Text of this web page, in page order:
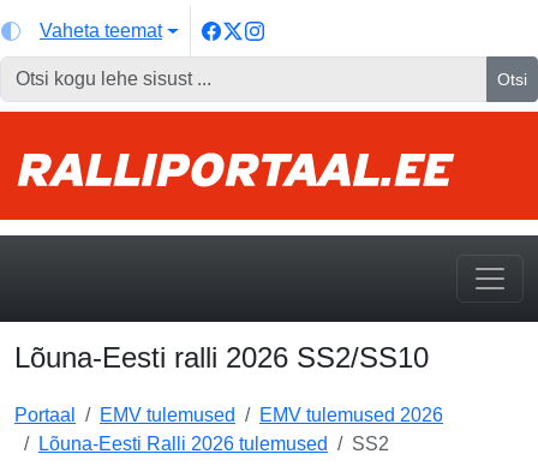
Vaheta teemat
Otsi
Lõuna-Eesti ralli 2026 SS2/SS10
Portaal EMV tulemused
EMV tulemused 2026
Lõuna-Eesti Ralli 2026 tulemused
SS2